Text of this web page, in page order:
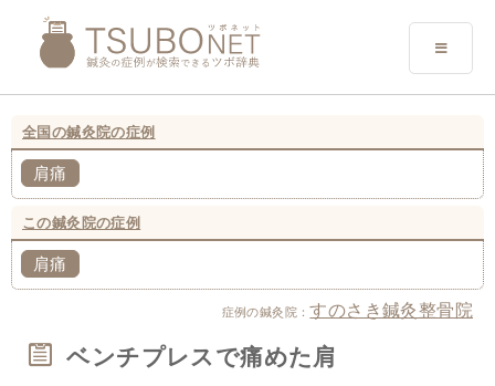
全国の鍼灸院の症例
肩痛
この鍼灸院の症例
肩痛
症例の鍼灸院：すのさき鍼灸整骨院
ベンチプレスで痛めた肩